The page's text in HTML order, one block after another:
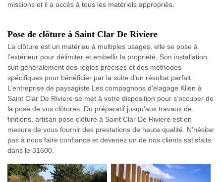
missions et il a accès à tous les matériels appropriés.
Pose de clôture à Saint Clar De Riviere
La clôture est un matériau à multiples usages, elle se pose à
l’extérieur pour délimiter et embellir la propriété. Son installation
suit généralement des règles précises et des méthodes
spécifiques pour bénéficier par la suite d’un résultat parfait.
L’entreprise de paysagiste Les compagnons d'élagage Klien à
Saint Clar De Riviere se met à votre disposition pour s’occuper de
la pose de vos clôtures. Du préparatif jusqu’aux travaux de
finitions, artisan pose clôture à Saint Clar De Riviere est en
mesure de vous fournir des prestations de haute qualité. N’hésiter
pas à nous faire confiance et devenez un de nos clients satisfaits
dans le 31600.